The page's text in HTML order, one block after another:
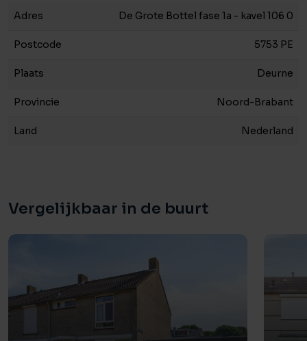
Adres De Grote Bottel fase 1a - kavel 106 0
Postcode 5753 PE
Plaats Deurne
Provincie Noord-Brabant
Land Nederland
Vergelijkbaar in de buurt